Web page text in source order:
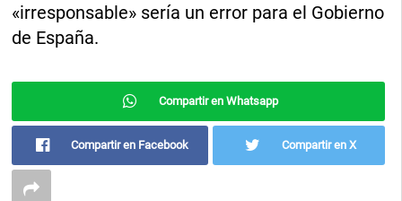
«irresponsable» sería un error para el Gobierno
de España.
Compartir en Whatsapp
Compartir en Facebook Compartir en X